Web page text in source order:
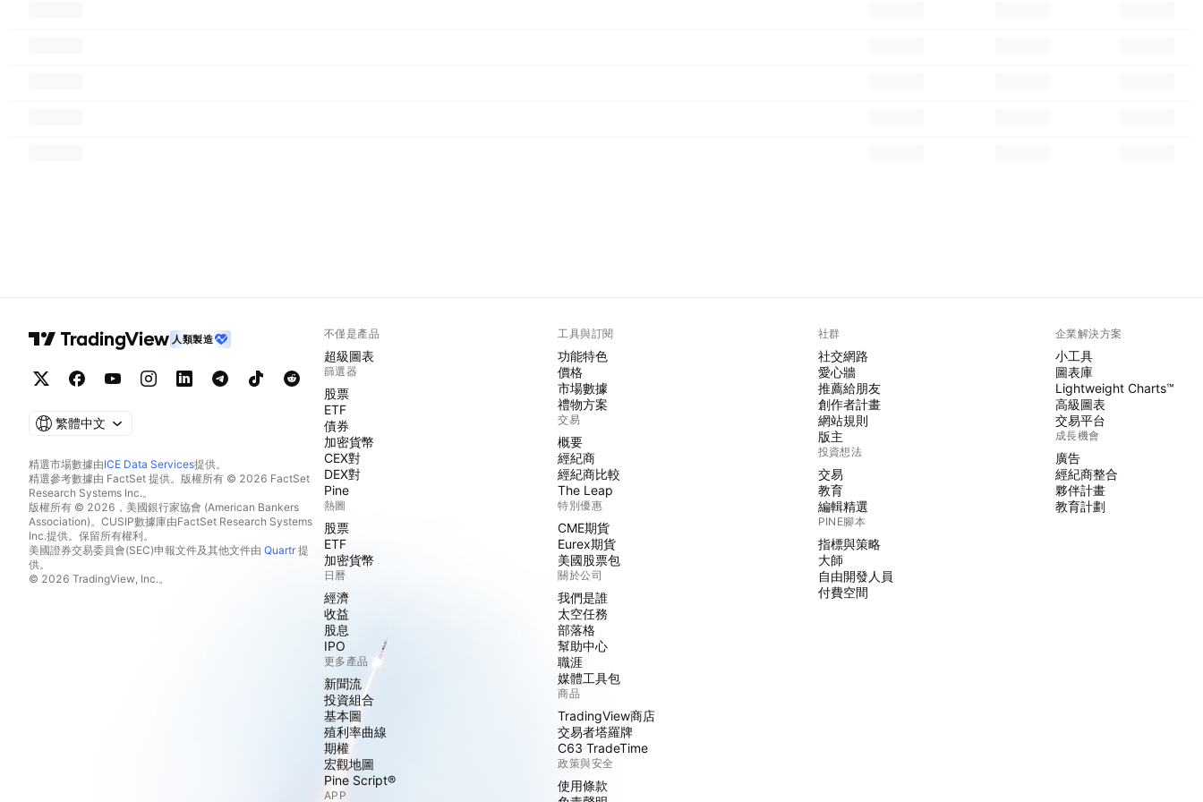
人類製造
繁體中文
精選市場數據由ICE Data Services提供。
精選參考數據由 FactSet 提供。版權所有 © 2026 FactSet
Research Systems Inc.。
版權所有 © 2026，美國銀行家協會 (American Bankers
Association)。CUSIP數據庫由FactSet Research Systems
Inc.提供。保留所有權利。
美國證券交易委員會(SEC)申報文件及其他文件由 Quartr提
供。
© 2026 TradingView, Inc.。
不僅是產品
超級圖表
篩選器
股票
ETF
債券
加密貨幣
CEX對
DEX對
Pine
熱圖
股票
ETF
加密貨幣
日曆
經濟
收益
股息
IPO
更多產品
新聞流
投資組合
基本圖
殖利率曲線
期權
宏觀地圖
Pine Script®
APP
工具與訂閱
功能特色
價格
市場數據
禮物方案
交易
概要
經紀商
經紀商比較
The Leap
特別優惠
CME期貨
Eurex期貨
美國股票包
關於公司
我們是誰
太空任務
部落格
幫助中心
職涯
媒體工具包
商品
TradingView商店
交易者塔羅牌
C63 TradeTime
政策與安全
使用條款
社群
社交網路
愛心牆
推薦給朋友
創作者計畫
網站規則
版主
投資想法
交易
教育
編輯精選
PINE腳本
指標與策略
大師
自由開發人員
付費空間
企業解決方案
小工具
圖表庫
Lightweight Charts™
高級圖表
交易平台
成長機會
廣告
經紀商整合
夥伴計畫
教育計劃